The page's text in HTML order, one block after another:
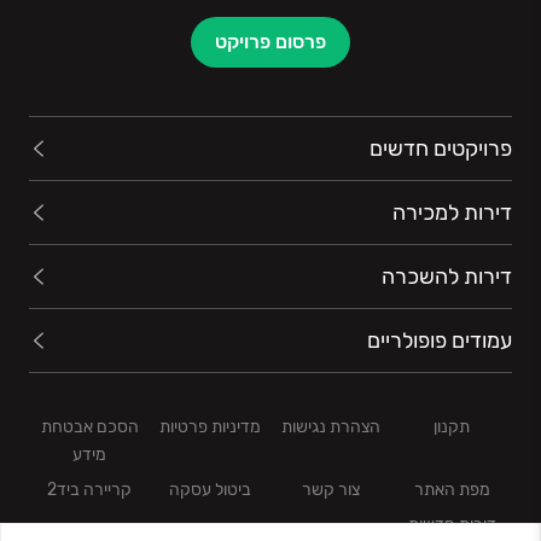
פרסום פרויקט
פרויקטים חדשים
דירות למכירה
דירות להשכרה
עמודים פופולריים
תקנון הצהרת נגישות מדיניות פרטיות
הסכם אבטחת
מידע
מפת האתר
צור קשר ביטול עסקה
קריירה ביד2
דירות חדשות